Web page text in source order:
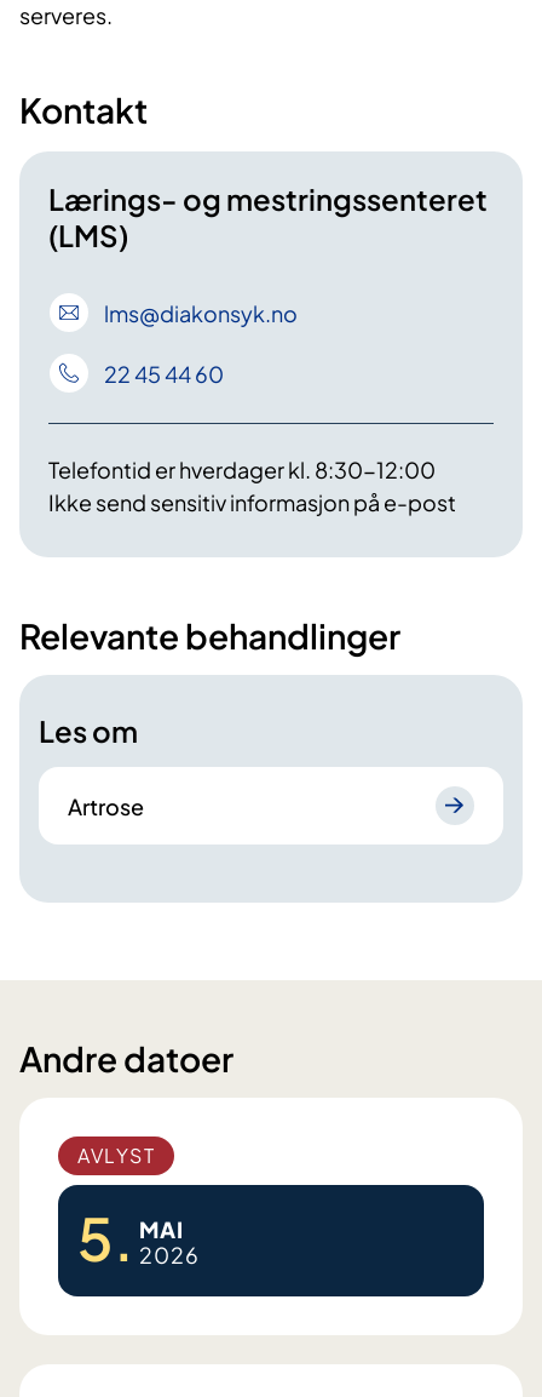
serveres.
Kontakt
Lærings- og mestringssenteret
(LMS)
lms@diakonsyk.no
22 45 44 60
Telefontid er hverdager kl. 8:30-12:00
Ikke send sensitiv informasjon på e-post
Relevante behandlinger
Les om
Artrose
Andre datoer
AVLYST
5. MAI
2026
r